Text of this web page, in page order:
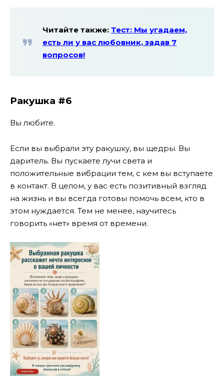
Читайте также: Тест: Мы угадаем,
есть ли у вас любовник, задав 7
вопросов!
Ракушка #6
Вы любите.
Если вы выбрали эту ракушку, вы щедры. Вы
даритель. Вы пускаете лучи света и
положительные вибрации тем, с кем вы вступаете
в контакт. В целом, у вас есть позитивный взгляд
на жизнь и вы всегда готовы помочь всем, кто в
этом нуждается. Тем не менее, научитесь
говорить «нет» время от времени.